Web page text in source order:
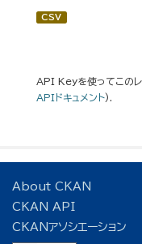
CSV
API Keyを使ってこのレ
APIドキュメント).
About CKAN
CKAN API
CKANアソシエーション